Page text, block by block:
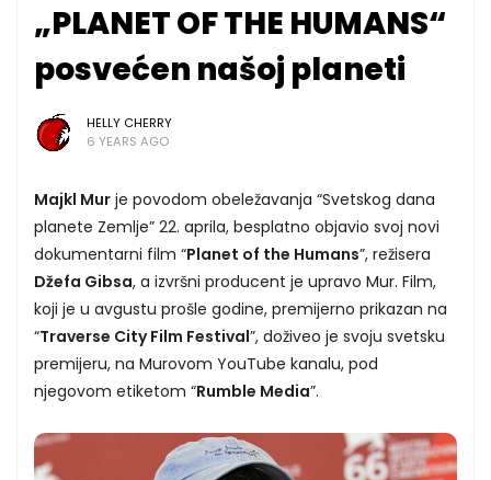
„PLANET OF THE HUMANS“
posvećen našoj planeti
HELLY CHERRY
6 YEARS AGO
Majkl Mur je povodom obeležavanja “Svetskog dana
planete Zemlje” 22. aprila, besplatno objavio svoj novi
dokumentarni film “Planet of the Humans”, režisera
Džefa Gibsa, a izvršni producent je upravo Mur. Film,
koji je u avgustu prošle godine, premijerno prikazan na
“Traverse City Film Festival”, doživeo je svoju svetsku
premijeru, na Murovom YouTube kanalu, pod
njegovom etiketom “Rumble Media”.